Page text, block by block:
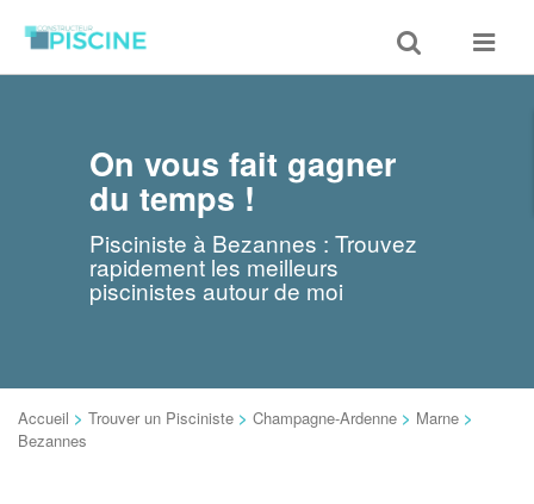
Toggle
search
Toggle
On vous fait gagner
du temps !
Pisciniste à Bezannes : Trouvez
rapidement les meilleurs
piscinistes autour de moi
Accueil > Trouver un Pisciniste > Champagne-Ardenne > Marne >
Bezannes